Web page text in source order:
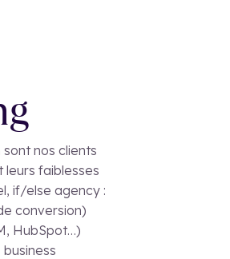
nos clients
leurs faiblesses
if/else agency :
conversion)
HubSpot…)